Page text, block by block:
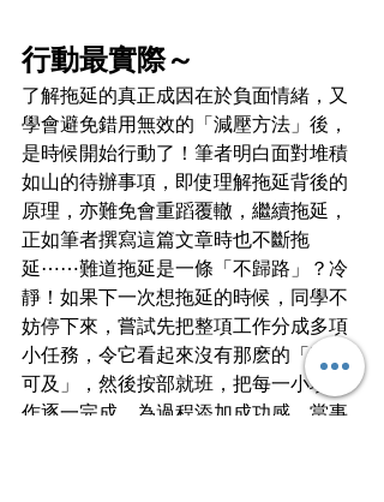
行動最實際～
了解拖延的真正成因在於負面情緒，又
學會避免錯用無效的「減壓方法」後，
是時候開始行動了！筆者明白面對堆積
如山的待辦事項，即使理解拖延背後的
原理，亦難免會重蹈覆轍，繼續拖延，
正如筆者撰寫這篇文章時也不斷拖
延⋯⋯難道拖延是一條「不歸路」？冷
靜！如果下一次想拖延的時候，同學不
妨停下來，嘗試先把整項工作分成多項
小任務，令它看起來沒有那麽的「遙不
可及」，然後按部就班，把每一小項工
作逐一完成，為過程添加成功感。當事